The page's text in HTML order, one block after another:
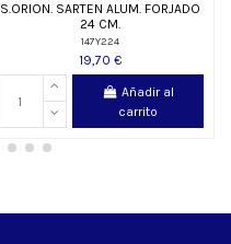
S.ORION. SARTEN ALUM. FORJADO
24 CM.
147Y224
19,70 €
Añadir al
carrito